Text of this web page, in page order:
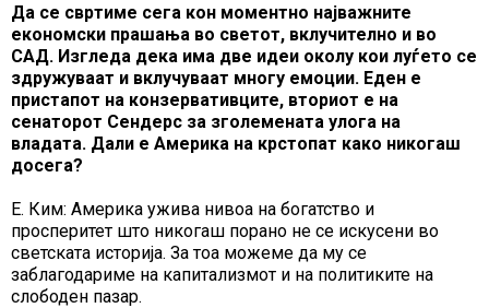
Да се свртиме сега кон моментно најважните
економски прашања во светот, вклучително и во
САД. Изгледа дека има две идеи околу кои луѓето се
здружуваат и вклучуваат многу емоции. Еден е
пристапот на конзервативците, вториот е на
сенаторот Сендерс за зголемената улога на
владата. Дали е Америка на крстопат како никогаш
досега?
Е. Ким: Америка ужива нивоа на богатство и
просперитет што никогаш порано не се искусени во
светската историја. За тоа можеме да му се
заблагодариме на капитализмот и на политиките на
слободен пазар.